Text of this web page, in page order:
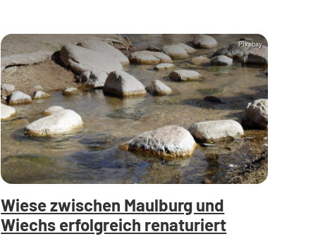
Pixabay
Wiese zwischen Maulburg und
Wiechs erfolgreich renaturiert